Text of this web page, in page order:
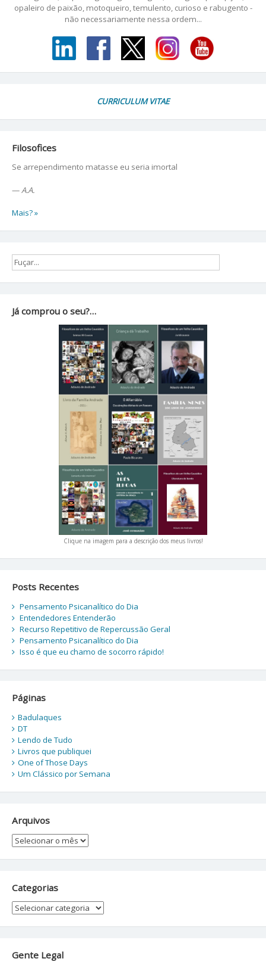
opaleiro de paixão, motoqueiro, temulento, curioso e rabugento -
não necessariamente nessa ordem...
CURRICULUM VITAE
Filosofices
Se arrependimento matasse eu seria imortal
—A.A.
Mais? »
Já comprou o seu?…
Clique na imagem para a descrição dos meus livros!
Posts Recentes
Pensamento Psicanalítico do Dia
Entendedores Entenderão
Recurso Repetitivo de Repercussão Geral
Pensamento Psicanalítico do Dia
Isso é que eu chamo de socorro rápido!
Páginas
Badulaques
DT
Lendo de Tudo
Livros que publiquei
One of Those Days
Um Clássico por Semana
Arquivos
Arquivos
Categorias
Categorias
Gente Legal